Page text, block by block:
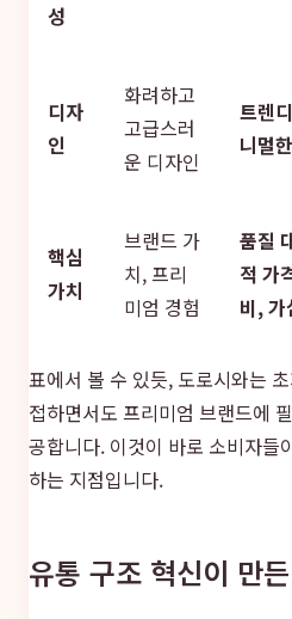
성
디자
인
화려하고
고급스러
운 디자인
트렌
니멀
핵심
가치
브랜드 가
치, 프리
미엄 경험
품질
적 가
비, 가
표에서 볼 수 있듯, 도로시와는
접하면서도 프리미엄 브랜드에
공합니다. 이것이 바로 소비자들
하는 지점입니다.
유통 구조 혁신이 만